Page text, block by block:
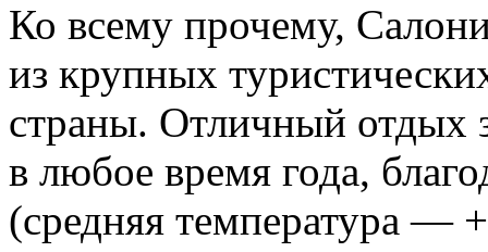
Ко всему прочему,
из крупных
страны. Отличный отдых
в любое время года,
(средняя температура —